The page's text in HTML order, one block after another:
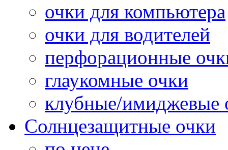
очки для компьютера
очки для водителей
перфорационные
глаукомные очки
клубные/имиджевые
Солнцезащитные очки